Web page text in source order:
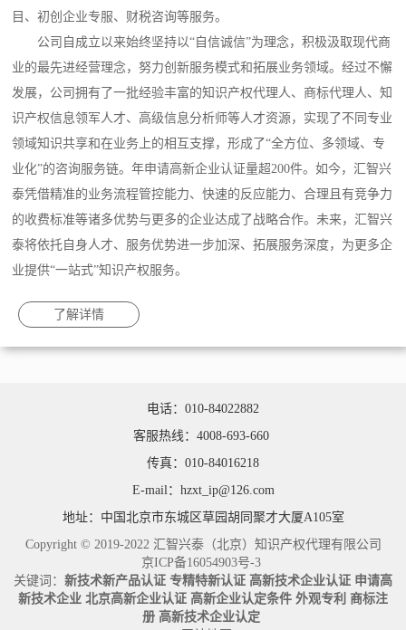
目、初创企业专服、财税咨询等服务。
公司自成立以来始终坚持以“自信诚信”为理念，积极汲取现代商
业的最先进经营理念，努力创新服务模式和拓展业务领域。经过不懈
发展，公司拥有了一批经验丰富的知识产权代理人、商标代理人、知
识产权信息领军人才、高级信息分析师等人才资源，实现了不同专业
领域知识共享和在业务上的相互支撑，形成了“全方位、多领域、专
业化”的咨询服务链。年申请高新企业认证量超200件。如今，汇智兴
泰凭借精准的业务流程管控能力、快速的反应能力、合理且有竞争力
的收费标准等诸多优势与更多的企业达成了战略合作。未来，汇智兴
泰将依托自身人才、服务优势进一步加深、拓展服务深度，为更多企
业提供“一站式”知识产权服务。
了解详情
电话：010-84022882
客服热线：4008-693-660
传真：010-84016218
E-mail：hzxt_ip@126.com
地址：中国北京市东城区草园胡同聚才大厦A105室
Copyright © 2019-2022 汇智兴泰（北京）知识产权代理有限公司
京ICP备16054903号-3
关键词： 新技术新产品认证 专精特新认证 高新技术企业认证 申请高
新技术企业 北京高新企业认证 高新企业认定条件 外观专利 商标注
册 高新技术企业认定